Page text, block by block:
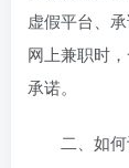
虚假平台、
网上兼职时
承诺。
二、如